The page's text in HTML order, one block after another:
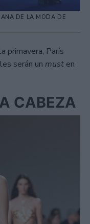
DE LA MODA DE
primavera, París
serán un must en
CABEZA